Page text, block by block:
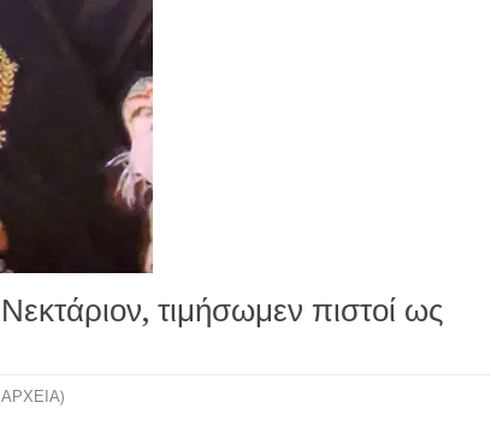
τιμήσωμεν πιστοί ως